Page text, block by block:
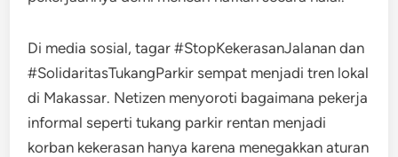
Di media sosial, tagar #StopKekerasanJalanan dan
#SolidaritasTukangParkir sempat menjadi tren lokal
di Makassar. Netizen menyoroti bagaimana pekerja
informal seperti tukang parkir rentan menjadi
korban kekerasan hanya karena menegakkan aturan